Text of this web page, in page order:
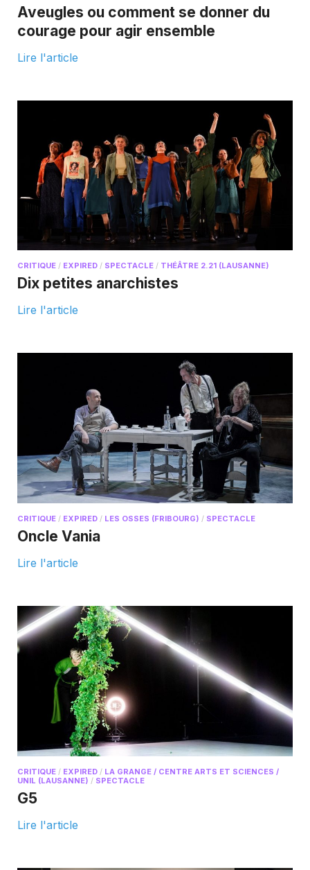
Aveugles ou comment se donner du
courage pour agir ensemble
Lire l'article
CRITIQUE / EXPIRED / SPECTACLE / THÉÂTRE 2.21 (LAUSANNE)
Dix petites anarchistes
Lire l'article
CRITIQUE / EXPIRED / LES OSSES (FRIBOURG) / SPECTACLE
Oncle Vania
Lire l'article
CRITIQUE / EXPIRED / LA GRANGE / CENTRE ARTS ET SCIENCES /
UNIL (LAUSANNE) / SPECTACLE
G5
Lire l'article